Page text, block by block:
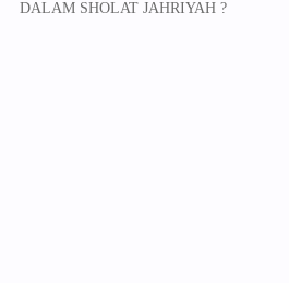
DALAM SHOLAT JAHRIYAH ?